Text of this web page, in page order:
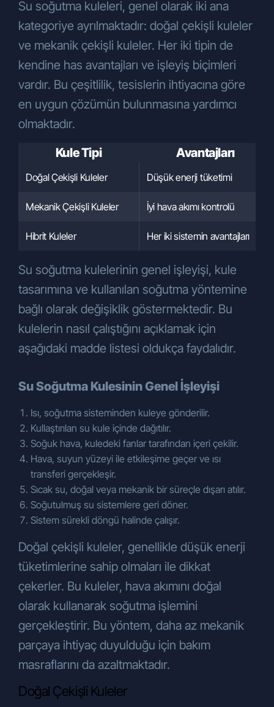
Su soğutma kuleleri, genel olarak iki ana
kategoriye ayrılmaktadır: doğal çekişli kuleler
ve mekanik çekişli kuleler. Her iki tipin de
kendine has avantajları ve işleyiş biçimleri
vardır. Bu çeşitlilik, tesislerin ihtiyacına göre
en uygun çözümün bulunmasına yardımcı
olmaktadır.
Kule Tipi
Avantajları
Doğal Çekişli Kuleler Düşük enerji tüketimi
Mekanik Çekişli Kuleler İyi hava akımı kontrolü
Hibrit Kuleler Her iki sistemin avantajları
Su soğutma kulelerinin genel işleyişi, kule
tasarımına ve kullanılan soğutma yöntemine
bağlı olarak değişiklik göstermektedir. Bu
kulelerin nasıl çalıştığını açıklamak için
aşağıdaki madde listesi oldukça faydalıdır.
Su Soğutma Kulesinin Genel İşleyişi
Isı, soğutma sisteminden kuleye gönderilir.
Kullaştırılan su kule içinde dağıtılır.
Soğuk hava, kuledeki fanlar tarafından içeri çekilir.
Hava, suyun yüzeyi ile etkileşime geçer ve ısı
transferi gerçekleşir.
Sıcak su, doğal veya mekanik bir süreçle dışarı atılır.
Soğutulmuş su sistemlere geri döner.
Sistem sürekli döngü halinde çalışır.
Doğal çekişli kuleler, genellikle düşük enerji
tüketimlerine sahip olmaları ile dikkat
çekerler. Bu kuleler, hava akımını doğal
olarak kullanarak soğutma işlemini
gerçekleştirir. Bu yöntem, daha az mekanik
parçaya ihtiyaç duyulduğu için bakım
masraflarını da azaltmaktadır.
Doğal Çekişli Kuleler
kuruluşlarıyla, sosyal medya
ajanslarıyla ve basın yayın
kuruluşlarıyla
Kampanya faaliyetlerinde vize ve
seyahat işlemlerinin
gerçekleştirilebilmesi amacıyla
acenteler bazında yurtdışına
aktarılabilmektedir.
KVKK Kapsamındaki Haklarınız
KVKK’nın 13. maddesinin 1. fıkrası
gereğince, yukarıda belirtilen haklarınızı
kullanmak ile ilgili talebinizi, yazılı olarak
belirlediği diğer yöntemlerle Şirketimize
Kurulu, şu aşamada herhangi bir yöntem
belirlemediği için, başvurunuzu, KVKK
gereğince, yazılı olarak Şirketimize
iletmeniz gerekmektedir. Bu çerçevede
Şirketimize KVKK’nın 11. maddesi
kapsamında yapacağınız başvurularda
yazılı olarak başvurunuzu ileteceğiniz
kanallar ve usuller aşağıda
Yukarıda belirtilen haklarınızı kullanmak
için kimliğinizi tespit edici gerekli bilgiler ile
KVKK’nın 11. maddesinde belirtilen
haklardan kullanmayı talep ettiğiniz
hakkınıza yönelik açıklamalarınızı içeren
talebinizi;
ÇÖZÜM ENDÜSTRİYEL SOĞUTMA
SİST.İNŞ. SAN. VE TİC.A.Ş.
Gebze Plastikçiler OSB. Atatürk Bulvarı 9.
cadde 91. sokak No: 3/2 PK. 41400
adresine bizzat başvurarak,
info@cozumsogutma.com.trkayıtlı
elektronik posta adresi üzerinden veya
taleplerini konu alan dilekçeleri ile noter
onaylı posta yoluyla ÇÖZÜM
ENDÜSTRİYEL SOĞUTMA SİST.İNŞ.
SAN. VE TİC.A.Ş.‘ye iletebilirsiniz.
Veri Sorumlusu İletişim Bilgileri:
ÇÖZÜM ENDÜSTRİYEL SOĞUTMA
SİST.İNŞ. SAN. VE TİC.A.Ş.
Adres: Gebze Plastikçiler OSB. Atatürk
Bulvarı 9. cadde 91. sokak No:3/ 2 PK.